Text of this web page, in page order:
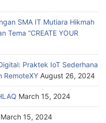
SMA IT Mutiara Hikmah
Tema “CREATE YOUR
Praktek IoT Sederhana
RemoteXY August 26, 2024
March 15, 2024
March 15, 2024